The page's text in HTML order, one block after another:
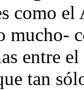
como
mucho-
entre
tan